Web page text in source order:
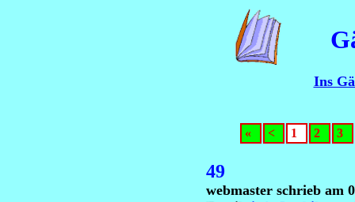
Ins
« < 1 2 3
49
webmaster schrieb am